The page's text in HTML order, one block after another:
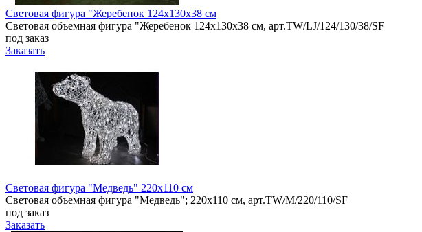
Световая фигура "Жеребенок 124х130х38 см
Световая объемная фигура "Жеребенок 124х130х38 см, арт.TW/LJ/124/130/38/SF
под заказ
Заказать
Световая фигура "Медведь" 220х110 см
Световая объемная фигура "Медведь"; 220х110 см, арт.TW/M/220/110/SF
под заказ
Заказать